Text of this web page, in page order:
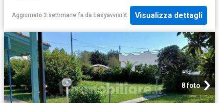
Aggiornato 3 settimane fa da Easyavvisi.it Visualizza dettagli
8 foto